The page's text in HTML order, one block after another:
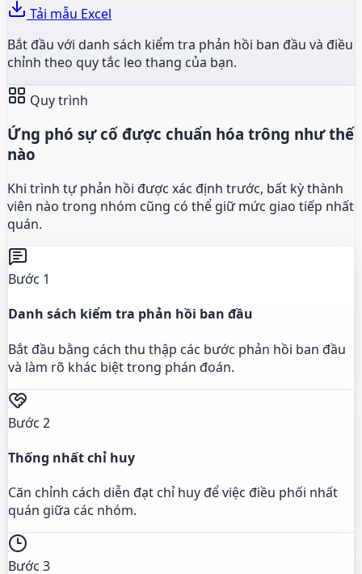
Tải mẫu Excel
Bắt đầu với danh sách kiểm tra phản hồi ban đầu và điều
chỉnh theo quy tắc leo thang của bạn.
Quy trình
Ứng phó sự cố được chuẩn hóa trông như thế
nào
Khi trình tự phản hồi được xác định trước, bất kỳ thành
viên nào trong nhóm cũng có thể giữ mức giao tiếp nhất
quán.
Bước 1
Danh sách kiểm tra phản hồi ban đầu
Bắt đầu bằng cách thu thập các bước phản hồi ban đầu
và làm rõ khác biệt trong phán đoán.
Bước 2
Thống nhất chỉ huy
Căn chỉnh cách diễn đạt chỉ huy để việc điều phối nhất
quán giữa các nhóm.
Bước 3